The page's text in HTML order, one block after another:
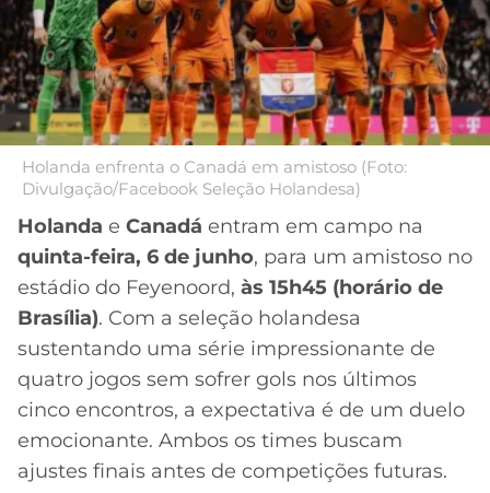
CÓDIGO
DE
INDICAÇÃO
BET365
CÓDIGO
BETANO
MELHORES
APPS
DE
APOSTAS
CASSINOS
ONLINE
MELHORES
CORINTHIANS
SÃO
PAULO
SANTOS
FLAMENGO
FLUMINENSE
BOTAFOGO
VASCO
INTERNACIONAL
LIBERTADORES
COPA
DO
BRASIL
PREMIER
LEAGUE
COPA
SUL-
AMERICANA
LIGA
DOS
CAMPEÕES
MERCADO
DA
BOLA
PALPITES
Holanda enfrenta o Canadá em amistoso (Foto:
Divulgação/Facebook Seleção Holandesa)
Holanda e Canadá entram em campo na
quinta-feira, 6 de junho, para um amistoso no
estádio do Feyenoord, às 15h45 (horário de
Brasília). Com a seleção holandesa
sustentando uma série impressionante de
quatro jogos sem sofrer gols nos últimos
cinco encontros, a expectativa é de um duelo
emocionante. Ambos os times buscam
ajustes finais antes de competições futuras.